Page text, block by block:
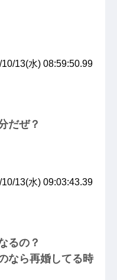
10/13(水) 08:59:50.99
だぜ？
10/13(水) 09:03:43.39
るの？
なら再婚してる時